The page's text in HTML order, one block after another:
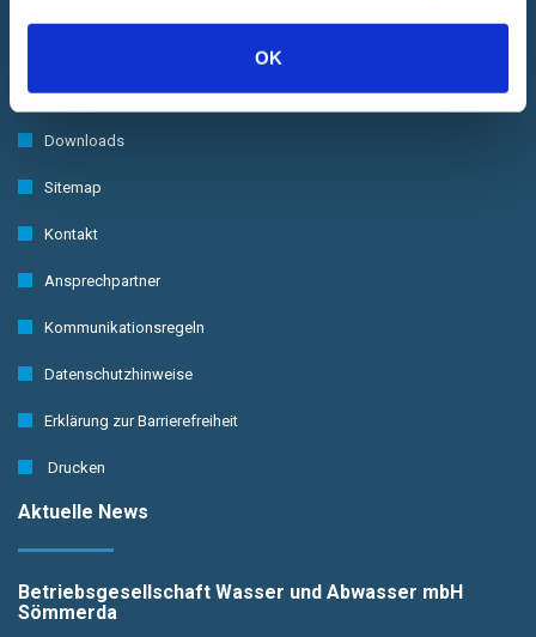
OK
Öffnungszeiten
Downloads
Sitemap
Kontakt
Ansprechpartner
Kommunikationsregeln
Datenschutzhinweise
Erklärung zur Barrierefreiheit
Drucken
Aktuelle News
Betriebsgesellschaft Wasser und Abwasser mbH
Sömmerda